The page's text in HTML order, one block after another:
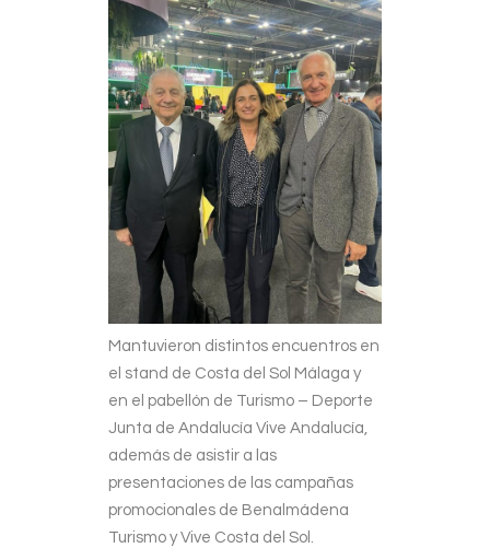
Mantuvieron distintos encuentros en
el stand de Costa del Sol Málaga y
en el pabellón de Turismo – Deporte
Junta de Andalucía Vive Andalucía,
además de asistir a las
presentaciones de las campañas
promocionales de Benalmádena
Turismo y Vive Costa del Sol.